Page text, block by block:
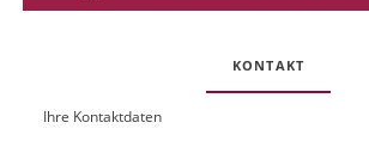
KONTAKT
OUIhre Kontaktdaten